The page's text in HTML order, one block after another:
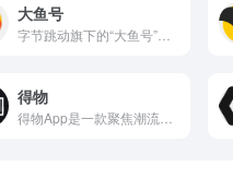
大鱼号
字节跳动旗下的“大鱼号”官方管理平台，主要为内容创作者提供账...
得物